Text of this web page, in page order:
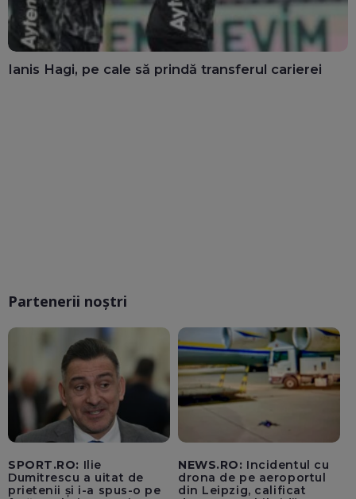
Ianis Hagi, pe cale să prindă transferul carierei
Partenerii noștri
SPORT.RO: Ilie
Dumitrescu a uitat de
prietenii și i-a spus-o pe
NEWS.RO: Incidentul cu
drona de pe aeroportul
din Leipzig, calificat